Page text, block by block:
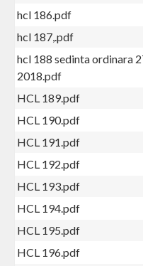
hcl 186.pdf
hcl 187,.pdf
hcl 188 sedinta ordinara
2018.pdf
HCL 189.pdf
HCL 190.pdf
HCL 191.pdf
HCL 192.pdf
HCL 193.pdf
HCL 194.pdf
HCL 195.pdf
HCL 196.pdf